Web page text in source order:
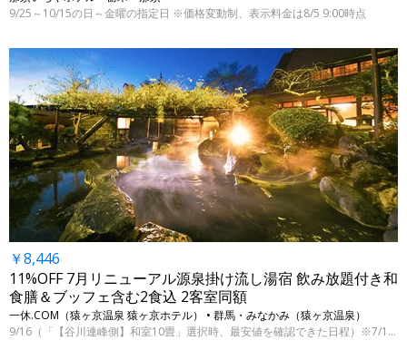
9/25～10/15の日～金曜の指定日 ※価格変動制、表示料金は8/5 9:00時点
￥8,446
11%OFF 7月リニューアル源泉掛け流し湯宿 飲み放題付き和
食膳＆ブッフェ含む2食込 2客室同額
一休.COM（猿ヶ京温泉 猿ヶ京ホテル） • 群馬・みなかみ（猿ヶ京温泉）
9/16（「【谷川連峰側】和室10畳」選択時、最安値を確認できた日程）※7/15 9時時点